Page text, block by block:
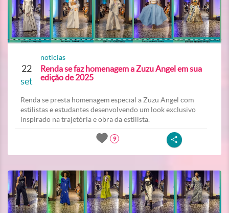
22
set
noticias
Renda se faz homenagem a Zuzu Angel em sua
edição de 2025
Renda se presta homenagem especial a Zuzu Angel com
estilistas e estudantes desenvolvendo um look exclusivo
inspirado na trajetória e obra da estilista.
9